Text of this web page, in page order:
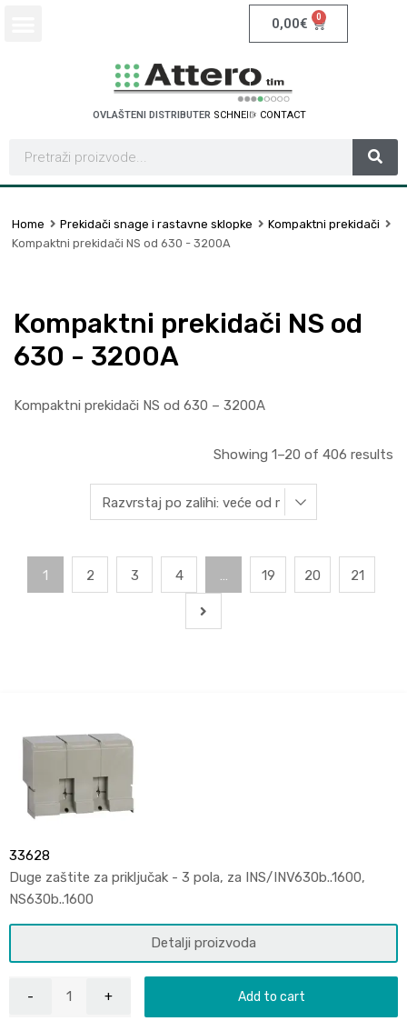
0,00€ 0
OVLAŠTENI DISTRIBUTER SCHNEIDER ELECTRI
Home Prekidači snage i rastavne sklopke
Kompaktni prekidači
Kompaktni prekidači NS od 630 - 3200A
Kompaktni prekidači NS od
630 - 3200A
Kompaktni prekidači NS od 630 – 3200A
Showing 1–20 of 406 results
1 2 3 4 … 19 20 21
33628
Duge zaštite za priključak - 3 pola, za INS/INV630b..1600,
NS630b..1600
Detalji proizvoda
Add to cart